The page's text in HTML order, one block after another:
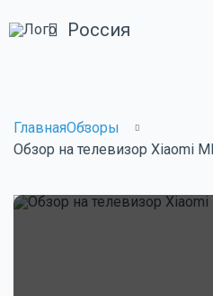
Россия
ГлавнаяОбзоры
Обзор на телевизор Xiaomi